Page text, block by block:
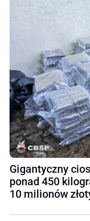
Gigantyczny
ponad 450
10 milionów